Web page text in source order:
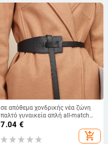
σε απόθεμα χονδρικής νέα ζώνη
παλτό γυναικεία απλή all-match
ζώνη με κόμπους αδυνατίσματος
μέσης ρετρό trendy κάλυμμα μέσης
7.04 €
add_shopping_cart